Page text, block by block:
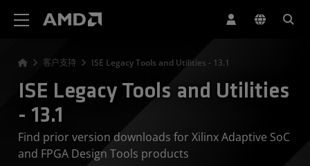
客户支持 ISE Legacy Tools and Utilities - 13.1
ISE Legacy Tools and Utilities
- 13.1
Find prior version downloads for Xilinx Adaptive SoC
and FPGA Design Tools products